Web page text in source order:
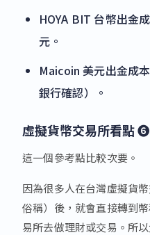
HOYA BIT 台幣出金
元。
Maicoin 美元出金成
銀行確認）。
虛擬貨幣交易所看點
這一個參考點比較次要。
因為很多人在台灣虛擬貨
俗稱）後，就會直接轉到
易所去做理財或交易。所